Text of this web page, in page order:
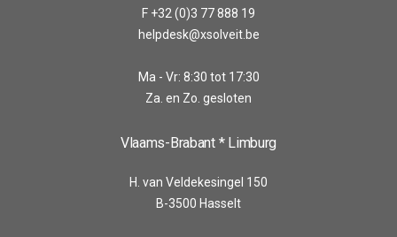
F +32 (0)3 77 888 19
helpdesk@xsolveit.be
Ma - Vr: 8:30 tot 17:30
Za. en Zo. gesloten
Vlaams-Brabant * Limburg
H. van Veldekesingel 150
B-3500 Hasselt